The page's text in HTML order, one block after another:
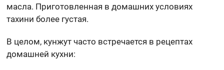
масла. Приготовленная в домашних условиях
тахини более густая.
В целом, кунжут часто встречается в рецептах
домашней кухни: